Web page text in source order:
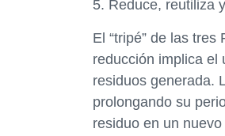
5. Reduce, reutiliza
El “tripé” de las
reducción implica el
residuos generada.
prolongando su
residuo en un